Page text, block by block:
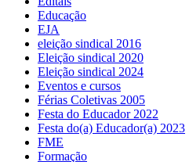
Educação
EJA
eleição sindical 2016
Eleição sindical 2020
Eleição sindical 2024
Eventos e cursos
Férias Coletivas 2005
Festa do Educador 2022
Festa do(a) Educador(a) 2023
FME
Formação